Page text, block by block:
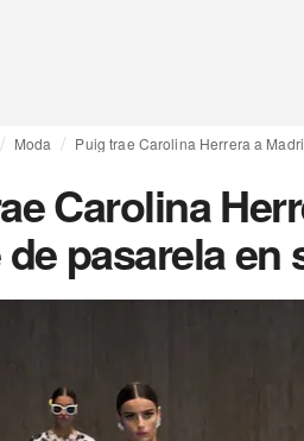
Moda Puig trae Carolina Herrera a
Carolina
pasarela en